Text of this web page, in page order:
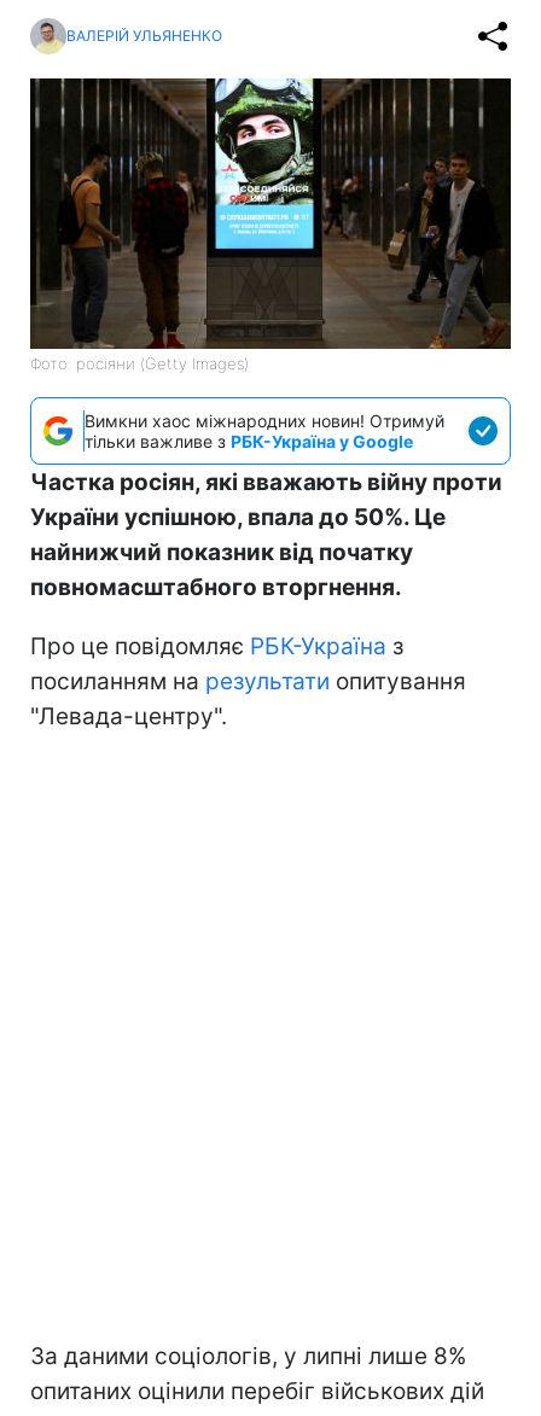
ВАЛЕРІЙ УЛЬЯНЕНКО
Фото: росіяни (Getty Images)
Вимкни хаос міжнародних новин! Отримуй
тільки важливе з РБК-Україна у Google
Частка росіян, які вважають війну проти
України успішною, впала до 50%. Це
найнижчий показник від початку
повномасштабного вторгнення.
Про це повідомляє РБК-Україна з
посиланням на результати опитування
"Левада-центру".
За даними соціологів, у липні лише 8%
опитаних оцінили перебіг військових дій